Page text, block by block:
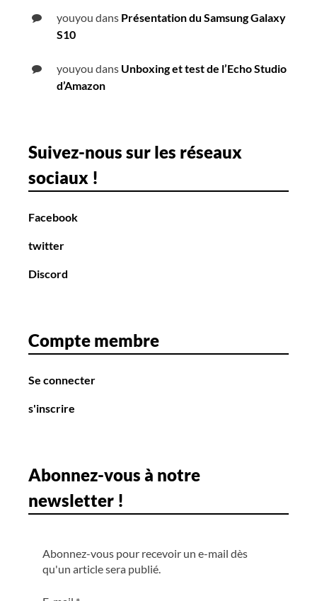
youyou dans Présentation du Samsung Galaxy
S10
youyou dans Unboxing et test de l’Echo Studio
d’Amazon
Suivez-nous sur les réseaux
sociaux !
Facebook
twitter
Discord
Compte membre
Se connecter
s'inscrire
Abonnez-vous à notre
newsletter !
Abonnez-vous pour recevoir un e-mail dès
qu'un article sera publié.